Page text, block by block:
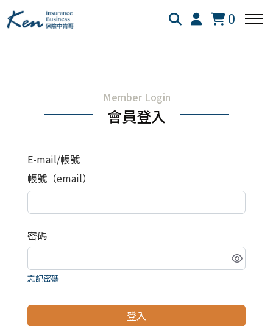
0
失能險
旅平險
儲蓄險
學習心得
靈性成長
好書推薦
退休規劃
勞保勞退
Member Login
會員登入
E-mail/帳號
帳號（email）
密碼
忘記密碼
登入